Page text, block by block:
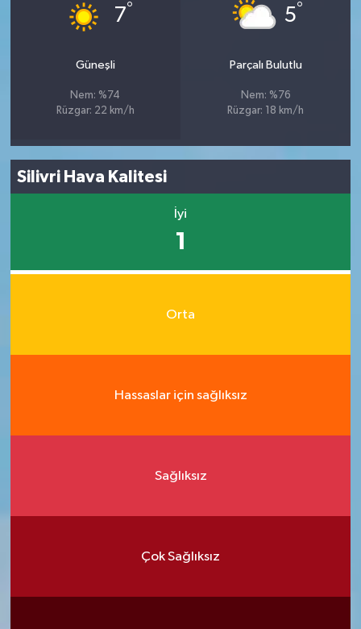
7°
Güneşli
Nem: %74
Rüzgar: 22 km/h
5°
Parçalı Bulutlu
Nem: %76
Rüzgar: 18 km/h
Silivri Hava Kalitesi
İyi
1
Orta
Hassaslar için sağlıksız
Sağlıksız
Çok Sağlıksız